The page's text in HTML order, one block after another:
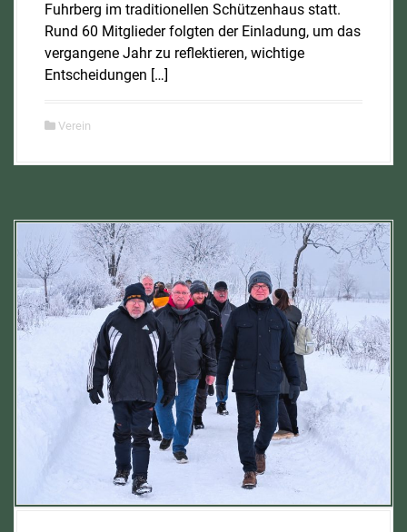
Fuhrberg im traditionellen Schützenhaus statt.
Rund 60 Mitglieder folgten der Einladung, um das
vergangene Jahr zu reflektieren, wichtige
Entscheidungen […]
Verein